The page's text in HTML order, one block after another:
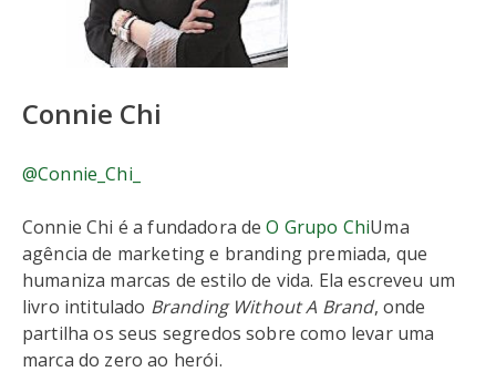
Connie Chi
@Connie_Chi_
Connie Chi é a fundadora deO Grupo ChiUma
agência de marketing e branding premiada, que
humaniza marcas de estilo de vida. Ela escreveu um
livro intitulado Branding Without A Brand, onde
partilha os seus segredos sobre como levar uma
marca do zero ao herói.